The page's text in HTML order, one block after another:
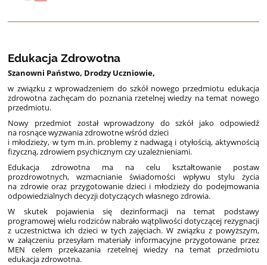
Edukacja Zdrowotna
Szanowni Państwo, Drodzy Uczniowie,
w związku z wprowadzeniem do szkół nowego przedmiotu edukacja
zdrowotna zachęcam do poznania rzetelnej wiedzy na temat nowego
przedmiotu.
Nowy przedmiot został wprowadzony do szkół jako odpowiedź
na rosnące wyzwania zdrowotne wśród dzieci
i młodzieży, w tym m.in. problemy z nadwagą i otyłością, aktywnością
fizyczną, zdrowiem psychicznym czy uzależnieniami.
Edukacja zdrowotna ma na celu kształtowanie postaw
prozdrowotnych, wzmacnianie świadomości wpływu stylu życia
na zdrowie oraz przygotowanie dzieci i młodzieży do podejmowania
odpowiedzialnych decyzji dotyczących własnego zdrowia.
W skutek pojawienia się dezinformacji na temat podstawy
programowej wielu rodziców nabrało wątpliwości dotyczącej rezygnacji
z uczestnictwa ich dzieci w tych zajęciach. W związku z powyższym,
w załączeniu przesyłam materiały informacyjne przygotowane przez
MEN celem przekazania rzetelnej wiedzy na temat przedmiotu
edukacja zdrowotna.